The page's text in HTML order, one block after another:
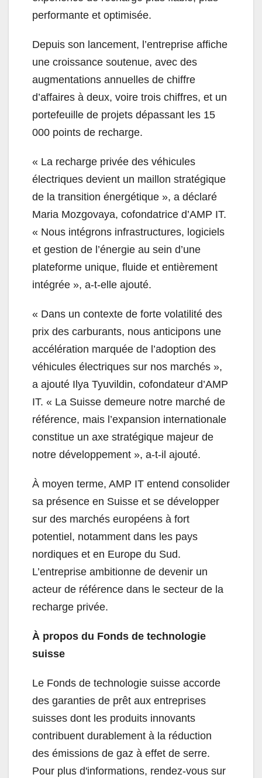
performante et optimisée.
Depuis son lancement, l’entreprise affiche
une croissance soutenue, avec des
augmentations annuelles de chiffre
d’affaires à deux, voire trois chiffres, et un
portefeuille de projets dépassant les 15
000 points de recharge.
« La recharge privée des véhicules
électriques devient un maillon stratégique
de la transition énergétique », a déclaré
Maria Mozgovaya, cofondatrice d’AMP IT.
« Nous intégrons infrastructures, logiciels
et gestion de l’énergie au sein d’une
plateforme unique, fluide et entièrement
intégrée », a-t-elle ajouté.
« Dans un contexte de forte volatilité des
prix des carburants, nous anticipons une
accélération marquée de l’adoption des
véhicules électriques sur nos marchés »,
a ajouté Ilya Tyuvildin, cofondateur d’AMP
IT. « La Suisse demeure notre marché de
référence, mais l’expansion internationale
constitue un axe stratégique majeur de
notre développement », a-t-il ajouté.
À moyen terme, AMP IT entend consolider
sa présence en Suisse et se développer
sur des marchés européens à fort
potentiel, notamment dans les pays
nordiques et en Europe du Sud.
L’entreprise ambitionne de devenir un
acteur de référence dans le secteur de la
recharge privée.
À propos du Fonds de technologie
suisse
Le Fonds de technologie suisse accorde
des garanties de prêt aux entreprises
suisses dont les produits innovants
contribuent durablement à la réduction
des émissions de gaz à effet de serre.
Pour plus d'informations, rendez-vous sur